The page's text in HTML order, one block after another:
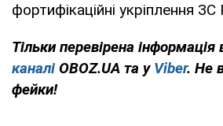
фортифікаційні укріплення
Тільки перевірена інформація
каналі OBOZ.UA та у Viber. Не
фейки!